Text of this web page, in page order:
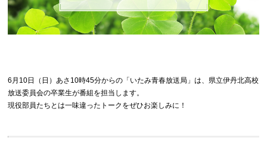
6月10日（日）あさ10時45分からの「いたみ青春放送局」は、県立伊丹北高校
放送委員会の卒業生が番組を担当します。
現役部員たちとは一味違ったトークをぜひお楽しみに！